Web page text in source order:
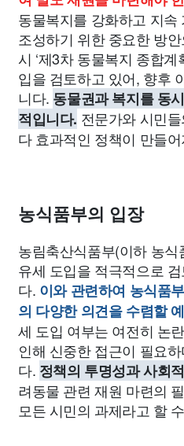
동물복지를 강화하고 지
조성하기 위한 중요한 방
시 ‘제3차 동물복지 종합계
입을 검토하고 있어, 향후
니다. 동물권과 복지를 동
적입니다. 전문가와 시민
다 효과적인 정책이 만들
농식품부의 입장
농림축산식품부(이하 농
유세 도입을 적극적으로
다. 이와 관련하여 농식품
의 다양한 의견을 수렴할
세 도입 여부는 여전히 논
인해 신중한 접근이 필요
다. 정책의 투명성과 사회
려동물 관련 재원 마련의
모든 시민의 과제라고 할